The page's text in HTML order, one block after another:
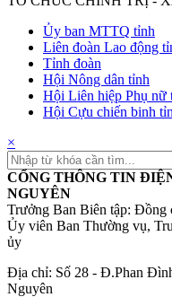
Ủy ban MTTQ tỉnh
Liên đoàn Lao động
Tỉnh đoàn
Hội Nông dân tỉnh
Hội Liên hiệp Phụ nữ
Hội Cựu chiến binh
×
CỔNG THÔNG TIN
NGUYÊN
Trưởng Ban Biên tập:
Ủy viên Ban Thường vụ,
ủy
Địa chỉ: Số 28 - Đ.Phan
Nguyên